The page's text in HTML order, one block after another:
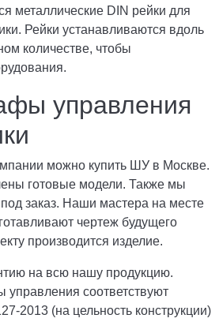
металлические DIN рейки для
Рейки устанавливаются вдоль
количестве, чтобы
управления
можно купить ШУ в Москве.
готовые модели. Также мы
заказ. Наши мастера на месте
чертеж будущего
производится изделие.
на всю нашу продукцию.
управления соответствуют
2013 (на цельность конструкции)